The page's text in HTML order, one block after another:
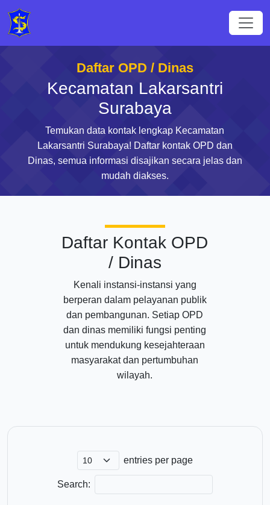
Daftar OPD / Dinas
Kecamatan Lakarsantri
Surabaya
Temukan data kontak lengkap Kecamatan
Lakarsantri Surabaya! Daftar kontak OPD dan
Dinas, semua informasi disajikan secara jelas dan
mudah diakses.
Daftar Kontak OPD
/ Dinas
Kenali instansi-instansi yang
berperan dalam pelayanan publik
dan pembangunan. Setiap OPD
dan dinas memiliki fungsi penting
untuk mendukung kesejahteraan
masyarakat dan pertumbuhan
wilayah.
entries per page
Search: